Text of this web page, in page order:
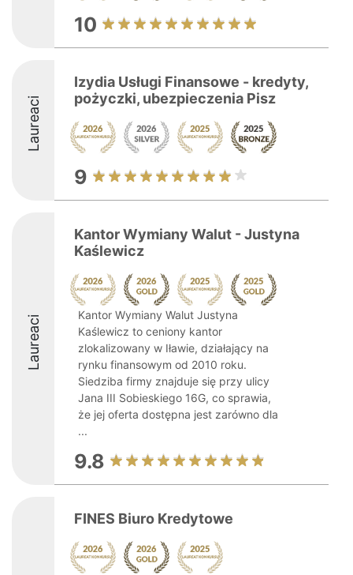
10
Laureaci
Izydia Usługi Finansowe - kredyty,
pożyczki, ubezpieczenia Pisz
9
Laureaci
Kantor Wymiany Walut - Justyna
Kaślewicz
Kantor Wymiany Walut Justyna
Kaślewicz to ceniony kantor
zlokalizowany w Iławie, działający na
rynku finansowym od 2010 roku.
Siedziba firmy znajduje się przy ulicy
Jana III Sobieskiego 16G, co sprawia,
że jej oferta dostępna jest zarówno dla
...
9.8
FINES Biuro Kredytowe